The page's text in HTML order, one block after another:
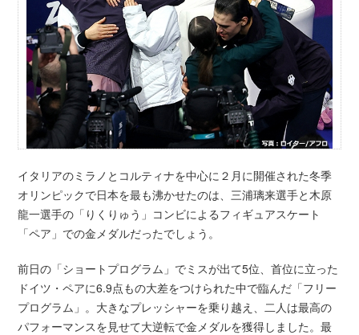
イタリアのミラノとコルティナを中心に２月に開催された冬季
オリンピックで日本を最も沸かせたのは、三浦璃来選手と木原
龍一選手の「りくりゅう」コンビによるフィギュアスケート
「ペア」での金メダルだったでしょう。
前日の「ショートプログラム」でミスが出て5位、首位に立った
ドイツ・ペアに6.9点もの大差をつけられた中で臨んだ「フリー
プログラム」。大きなプレッシャーを乗り越え、二人は最高の
パフォーマンスを見せて大逆転で金メダルを獲得しました。最